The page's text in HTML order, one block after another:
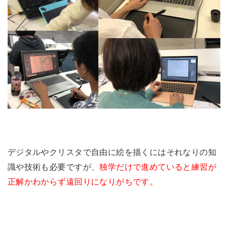
デジタルやクリスタで自由に絵を描くにはそれなりの知
識や技術も必要ですが、独学だけで進めていると練習が
正解かわからず遠回りになりがちです。